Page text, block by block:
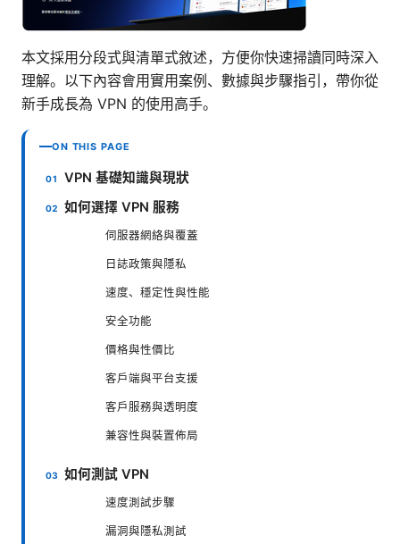
本文採用分段式與清單式敘述，方便你快速掃讀同時深入
理解。以下內容會用實用案例、數據與步驟指引，帶你從
新手成長為 VPN 的使用高手。
ON THIS PAGE
VPN 基礎知識與現狀
如何選擇 VPN 服務
伺服器網絡與覆蓋
日誌政策與隱私
速度、穩定性與性能
安全功能
價格與性價比
客戶端與平台支援
客戶服務與透明度
兼容性與裝置佈局
如何測試 VPN
速度測試步驟
漏洞與隱私測試